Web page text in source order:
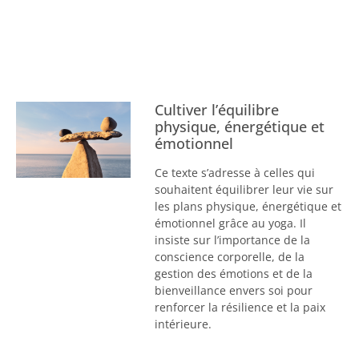
Cultiver l’équilibre
physique, énergétique et
émotionnel
Ce texte s’adresse à celles qui
souhaitent équilibrer leur vie sur
les plans physique, énergétique et
émotionnel grâce au yoga. Il
insiste sur l’importance de la
conscience corporelle, de la
gestion des émotions et de la
bienveillance envers soi pour
renforcer la résilience et la paix
intérieure.